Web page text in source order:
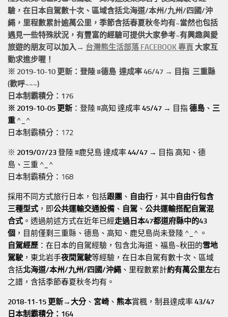
驗，在日本自駕數十次、區域含括北海道/本州/九州/四國/沖
繩， 里程數累計逾萬公里 ，季節含括春夏秋冬均有~當然也包括
遇見一些特殊狀況，有豐富的經驗可提供大家參考~有興趣與愛
旅遊的朋友可以加入→ 台灣熊生活部落 FACEBOOK 專頁 大家互
動求進步喔！
※ 2019-10-10 更新：登陸 #德島 達成率 46/47 → 目指 三重縣
(歡呼~~~)
日本制霸積分：176
※ 2019-10-05 更新 ：登陸 #高知 達成率45/47 → 目指德島 、 三
重 ^_^
日本制霸積分：172
※ 2019/07/23登陸 #鹿兒島 達成率44/47 → 目指 高知、德
島、三重 ^_^
日本制霸積分：168
採用不同方式旅行日本，包括跟團 、 自由行 ，其中自由行包含
三種型式 ，即公共運輸交通設備 、 自駕 、 公共運輸搭配自駕混
合式 。透過前述方式在近年已經走過日本47都道府縣中的43
個 ，目前僅剩三重縣、德島、高知、鹿兒島尚未登陸 ^_^ 。
自駕經歷 ：在日本的自駕經驗，包含北海道、福島~秋田的雪地
駕駛 ，東北岩手夜間駕駛等經驗，在日本自駕有數十次、區域
含括北海道/本州/九州/四國/沖繩 、里程數累計約有萬公里左右
之譜，含括季節春夏秋冬均有。
2018-11-15 更新→ 大分、 宮崎 、 熊本賞楓，制县達成率43/47
日本制霸積分：164